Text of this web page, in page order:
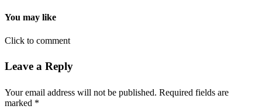
You may like
Click to comment
Leave a Reply
Your email address will not be published. Required fields are
marked *